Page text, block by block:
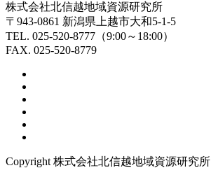
株式会社北信越地域資源研究所
〒943-0861 新潟県上越市大和5-1-5
TEL. 025-520-8777（9:00～18:00）
FAX. 025-520-8779
Copyright 株式会社北信越地域資源研究所